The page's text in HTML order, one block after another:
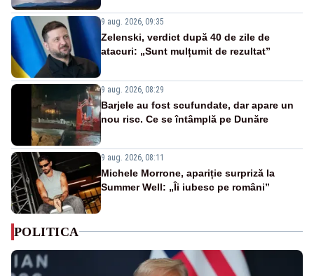
9 aug. 2026, 09:35
Zelenski, verdict după 40 de zile de
atacuri: „Sunt mulțumit de rezultat”
9 aug. 2026, 08:29
Barjele au fost scufundate, dar apare un
nou risc. Ce se întâmplă pe Dunăre
9 aug. 2026, 08:11
Michele Morrone, apariție surpriză la
Summer Well: „Îi iubesc pe români”
POLITICA